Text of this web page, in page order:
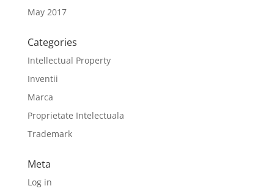
May 2017
Categories
Intellectual Property
Inventii
Marca
Proprietate Intelectuala
Trademark
Meta
Log in